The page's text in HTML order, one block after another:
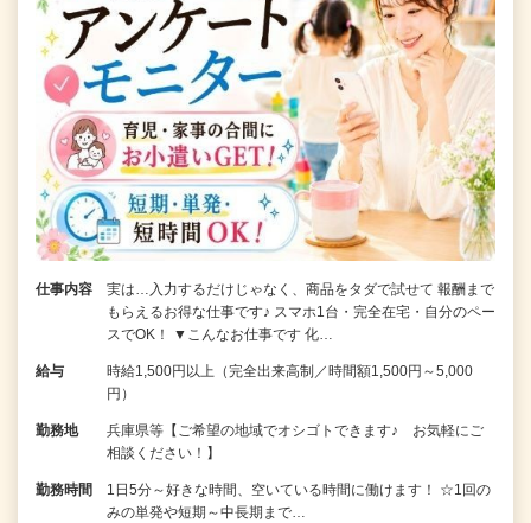
仕事内容
実は…入力するだけじゃなく、商品をタダで試せて 報酬まで
もらえるお得な仕事です♪ スマホ1台・完全在宅・自分のペー
スでOK！ ▼こんなお仕事です 化…
給与
時給1,500円以上（完全出来高制／時間額1,500円～5,000
円）
勤務地
兵庫県等【ご希望の地域でオシゴトできます♪ お気軽にご
相談ください！】
勤務時間
1日5分～好きな時間、空いている時間に働けます！ ☆1回の
みの単発や短期～中長期まで…